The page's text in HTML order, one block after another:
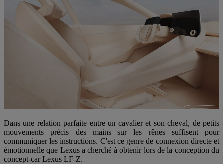
Dans une relation parfaite entre un cavalier et son cheval, de petits
mouvements précis des mains sur les rênes suffisent pour
communiquer les instructions. C'est ce genre de connexion directe et
émotionnelle que Lexus a cherché à obtenir lors de la conception du
concept-car Lexus LF-Z.